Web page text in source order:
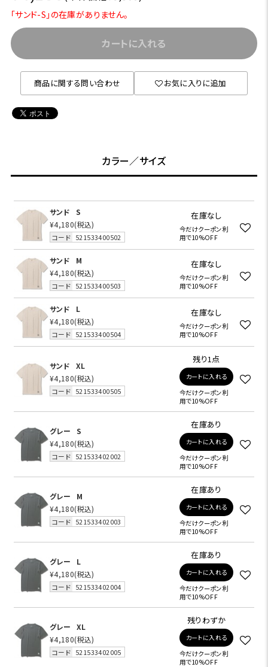
「サンド-S」の在庫がありません。
カートに入れる
商品に関する問い合わせ お気に入りに追加
カラー／サイズ
サンド
S
¥4,180(税込)
コード 521533400502
在庫なし
今だけクーポン利
用で10%OFF
サンド
M
¥4,180(税込)
コード 521533400503
在庫なし
今だけクーポン利
用で10%OFF
サンド
L
¥4,180(税込)
コード 521533400504
在庫なし
今だけクーポン利
用で10%OFF
サンド
XL
¥4,180(税込)
コード 521533400505
残り1点
カートに入れる
今だけクーポン利
用で10%OFF
グレー
S
¥4,180(税込)
コード 521533402002
在庫あり
カートに入れる
今だけクーポン利
用で10%OFF
グレー
M
¥4,180(税込)
コード 521533402003
在庫あり
カートに入れる
今だけクーポン利
用で10%OFF
グレー
L
¥4,180(税込)
コード 521533402004
在庫あり
カートに入れる
今だけクーポン利
用で10%OFF
グレー
XL
¥4,180(税込)
コード 521533402005
残りわずか
カートに入れる
今だけクーポン利
用で10%OFF